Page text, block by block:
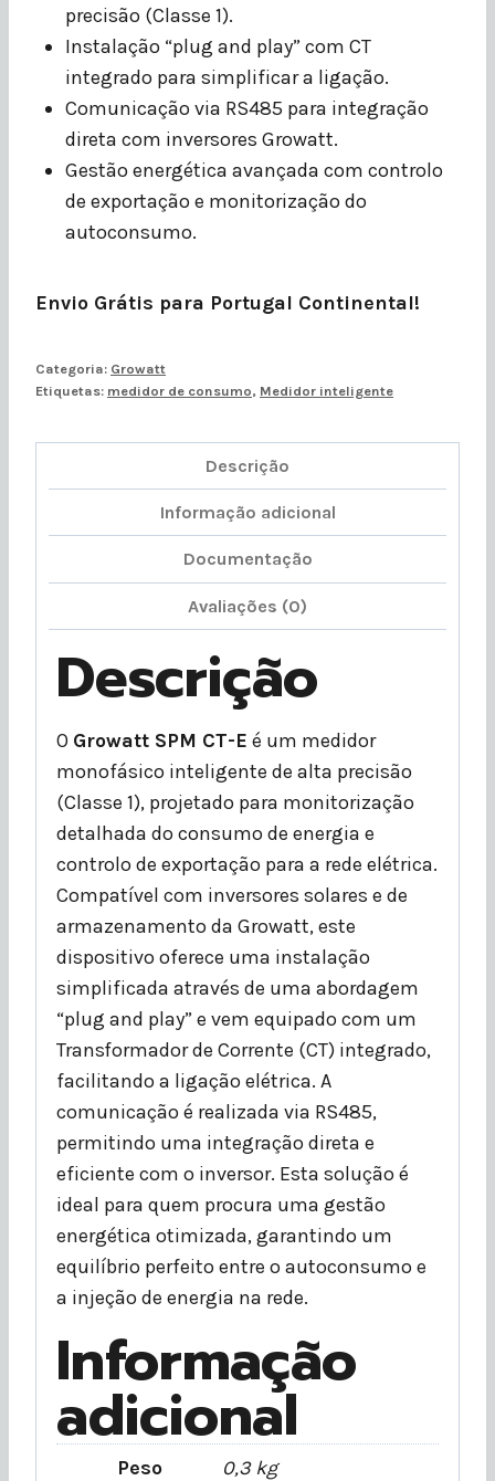
precisão (Classe 1).
Instalação “plug and play” com CT
integrado para simplificar a ligação.
Comunicação via RS485 para integração
direta com inversores Growatt.
Gestão energética avançada com controlo
de exportação e monitorização do
autoconsumo.
Envio Grátis para Portugal Continental!
Categoria: Growatt
Etiquetas: medidor de consumo, Medidor inteligente
Descrição
Informação adicional
Documentação
Avaliações (0)
Descrição
O Growatt SPM CT-E é um medidor
monofásico inteligente de alta precisão
(Classe 1), projetado para monitorização
detalhada do consumo de energia e
controlo de exportação para a rede elétrica.
Compatível com inversores solares e de
armazenamento da Growatt, este
dispositivo oferece uma instalação
simplificada através de uma abordagem
“plug and play” e vem equipado com um
Transformador de Corrente (CT) integrado,
facilitando a ligação elétrica. A
comunicação é realizada via RS485,
permitindo uma integração direta e
eficiente com o inversor. Esta solução é
ideal para quem procura uma gestão
energética otimizada, garantindo um
equilíbrio perfeito entre o autoconsumo e
a injeção de energia na rede.
Informação
adicional
Peso
0,3 kg